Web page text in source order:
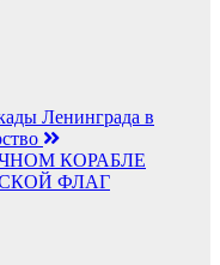
Ленинграда в
КОРАБЛЕ
ФЛАГ